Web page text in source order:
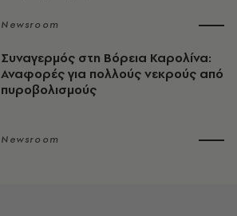
Newsroom
Συναγερμός στη Βόρεια Καρολίνα:
Αναφορές για πολλούς νεκρούς από
πυροβολισμούς
Newsroom